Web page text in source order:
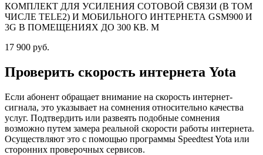
КОМПЛЕКТ ДЛЯ УСИЛЕНИЯ СОТОВОЙ СВЯЗИ (В ТОМ
ЧИСЛЕ TELE2) И МОБИЛЬНОГО ИНТЕРНЕТА GSM900 И
3G В ПОМЕЩЕНИЯХ ДО 300 КВ. М
17 900 руб.
Проверить скорость интернета Yota
Если абонент обращает внимание на скорость интернет-
сигнала, это указывает на сомнения относительно качества
услуг. Подтвердить или развеять подобные сомнения
возможно путем замера реальной скорости работы интернета.
Осуществляют это с помощью программы Speedtest Yota или
сторонних проверочных сервисов.